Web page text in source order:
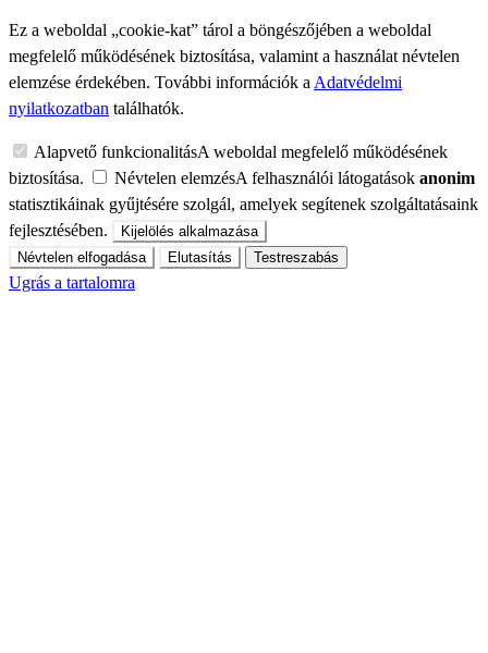
Ez a weboldal „cookie-kat” tárol a böngészőjében a weboldal
megfelelő működésének biztosítása, valamint a használat névtelen
elemzése érdekében. További információk a Adatvédelmi
nyilatkozatban találhatók.
Alapvető funkcionalitásA weboldal megfelelő működésének
biztosítása.
Névtelen elemzésA felhasználói látogatások anonim
statisztikáinak gyűjtésére szolgál, amelyek segítenek szolgáltatásaink
fejlesztésében.
Kijelölés alkalmazása
Névtelen elfogadása
Elutasítás Testreszabás
Ugrás a tartalomra